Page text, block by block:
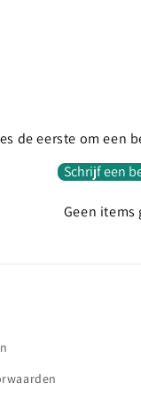
de eerste om een
Schrijf een
Geen items